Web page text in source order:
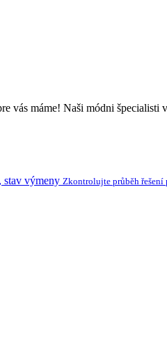
vás máme! Naši módni
stav výmeny Zkontrolujte průběh řešení